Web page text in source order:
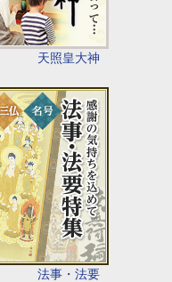
天照皇大神
法事・法要